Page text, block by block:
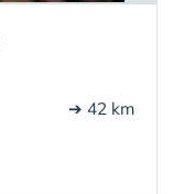
➔ 42 km